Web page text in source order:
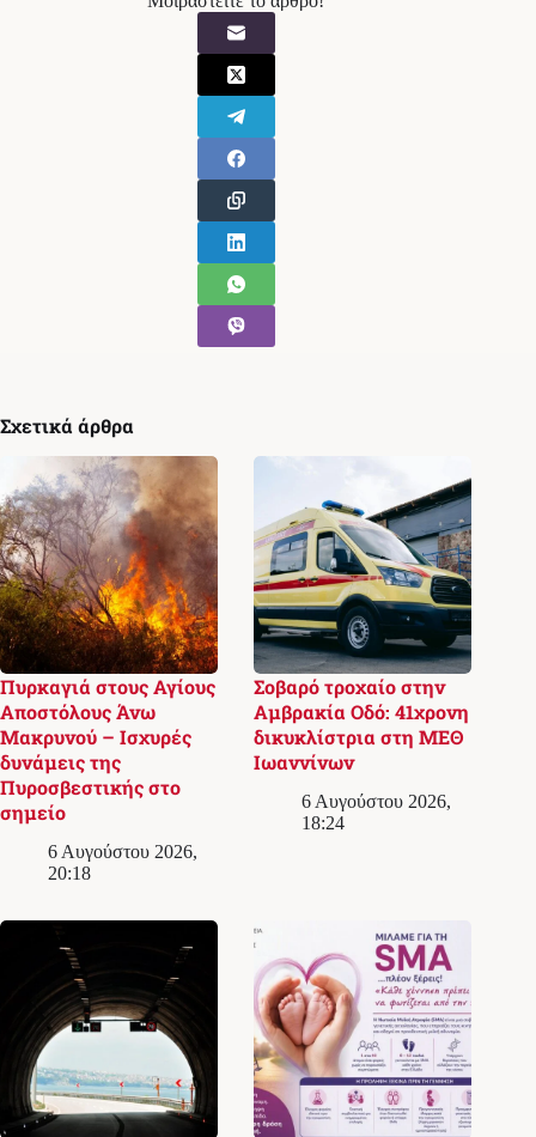
Σχετικά άρθρα
Πυρκαγιά στους Αγίους
Αποστόλους Άνω
Μακρυνού – Ισχυρές
δυνάμεις της
Πυροσβεστικής στο
σημείο
6 Αυγούστου 2026,
20:18
Σοβαρό τροχαίο στην
Αμβρακία Οδό: 41χρονη
δικυκλίστρια στη ΜΕΘ
Ιωαννίνων
6 Αυγούστου 2026,
18:24